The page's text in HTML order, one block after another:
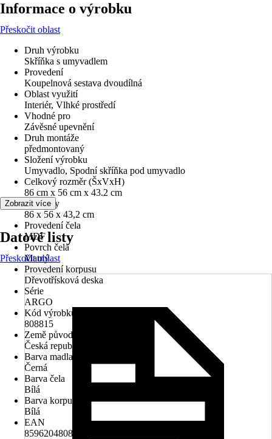
Informace o výrobku
Přeskočit oblast
Druh výrobku
Skříňka s umyvadlem
Provedení
Koupelnová sestava dvoudílná
Oblast využití
Interiér, Vlhké prostředí
Vhodné pro
Závěsné upevnění
Druh montáže
předmontovaný
Složení výrobku
Umyvadlo, Spodní skříňka pod umyvadlo
Celkový rozměr (ŠxVxH)
86 cm x 56 cm x 43.2 cm
Rozměry
86 x 56 x 43,2 cm
Provedení čela
MDF
Povrch čela
Matný
Provedení korpusu
Dřevotřísková deska
Série
ARGO
Kód výrobku
808815
Země původu
Česká republika
Barva madla
Černá
Barva čela
Bílá
Barva korpusu
Bílá
EAN
8596204808815
Zobrazit více
Datové listy
Přeskočit oblast